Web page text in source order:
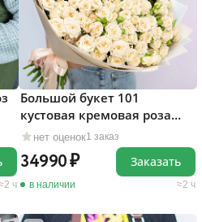
2 ч
нет оценок1 заказ
Большой букет 101
кустовая кремовая роза
"Яна"
34990
в наличии 2 ч
Заказать